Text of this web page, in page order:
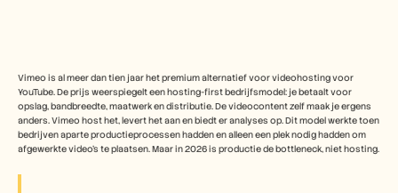
Vimeo is al meer dan tien jaar het premium alternatief voor videohosting voor
YouTube. De prijs weerspiegelt een hosting-first bedrijfsmodel: je betaalt voor
opslag, bandbreedte, maatwerk en distributie. De videocontent zelf maak je ergens
anders. Vimeo host het, levert het aan en biedt er analyses op. Dit model werkte toen
bedrijven aparte productieprocessen hadden en alleen een plek nodig hadden om
afgewerkte video's te plaatsen. Maar in 2026 is productie de bottleneck, niet hosting.
Free Tools
Veelgestelde vragen
Announcement
Partner Program
TOEPASSINGEN